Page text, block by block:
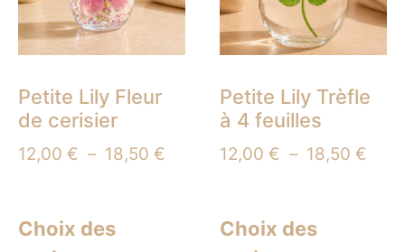
Petite Lily Fleur
de cerisier
12,00 € – 18,50 €
Choix des
Petite Lily Trèfle
à 4 feuilles
12,00 € – 18,50 €
Choix des